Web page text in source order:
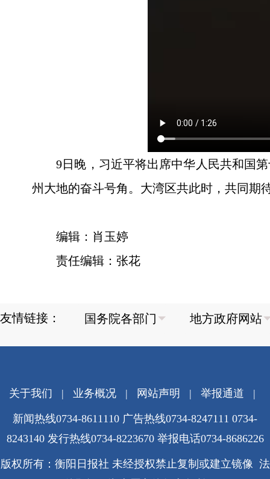
9日晚，习近平将出席中华人民共和国
州大地的奋斗号角。大湾区共此时，共同期
编辑：肖玉婷
责任编辑：张花
友情链接：
关于我们 | 业务概况| 网站声明 | 举报通道 |
新闻热线0734-8611110 广告热线0734-8247111 0734-
8243140 发行热线0734-8223670 举报电话0734-8686226
版权所有：衡阳日报社 未经授权禁止复制或建立镜像 法